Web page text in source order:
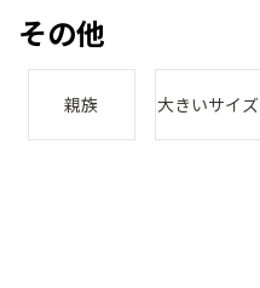
その他
親族 大きいサイズ